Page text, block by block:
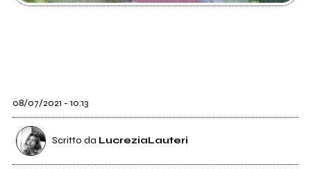
08/07/2021 - 10:13
Scritto da LucreziaLauteri